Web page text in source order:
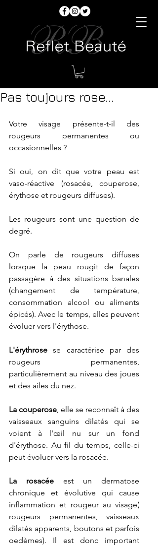
Pas toujours rose...
Votre visage présente-t-il des
rougeurs permanentes ou
occasionnelles ?
Si oui, on dit que votre peau est
vaso-réactive (rosacée, couperose,
érythose et rougeurs diffuses).
Les rougeurs sont une question de
degré.
On parle de rougeurs diffuses
lorsque la peau rougit de façon
passagère à des situations banales
(changement de température,
consommation alcool ou aliments
épicés). Avec le temps, elles peuvent
évoluer vers l'érythose.
L'érythrose se caractérise par des
rougeurs permanentes,
particulièrement au niveau des joues
et des ailes du nez.
La couperose, elle se reconnaît à des
vaisseaux sanguins dilatés qui se
voient à l'œil nu sur un fond
d'érythose. Au fil du temps, celle-ci
peut évoluer vers la rosacée.
La rosacée est un dermatose
chronique et évolutive qui cause
inflammation et rougeur au visage(
rougeurs permanentes, vaisseaux
dilatés apparents, boutons et parfois
oedèmes). Il est donc important